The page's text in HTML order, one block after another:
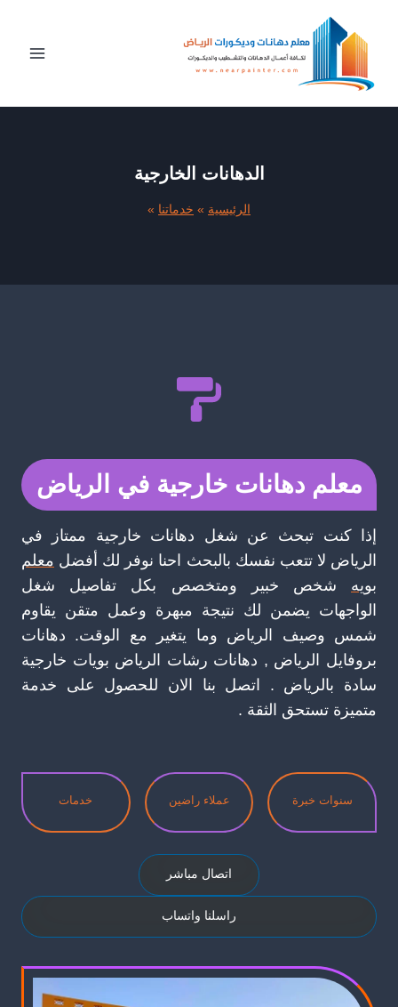
المحتوى
الدهانات الخارجية
الرئيسية » خدماتنا »
معلم دهانات خارجية في الرياض
إذا كنت تبحث عن شغل دهانات خارجية ممتاز في
الرياض لا تتعب نفسك بالبحث احنا نوفر لك أفضل معلم
بويه شخص خبير ومتخصص بكل تفاصيل شغل
الواجهات يضمن لك نتيجة مبهرة وعمل متقن يقاوم
شمس وصيف الرياض وما يتغير مع الوقت. دهانات
بروفايل الرياض , دهانات رشات الرياض بويات خارجية
سادة بالرياض . اتصل بنا الان للحصول على خدمة
متميزة تستحق الثقة .
سنوات خبرة عملاء راضين خدمات
اتصال مباشر
راسلنا واتساب